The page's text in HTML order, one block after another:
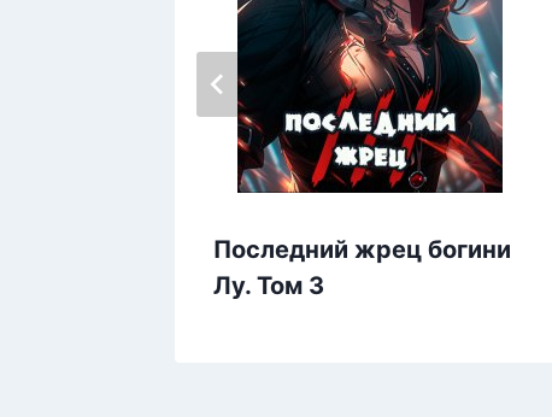
Последний жрец богини
Лу. Том 3